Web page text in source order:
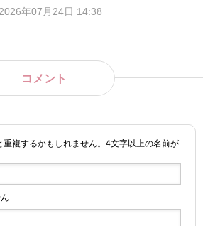
2026年07月24日 14:38
コメント
複するかもしれません。4文字以上の名前が
-